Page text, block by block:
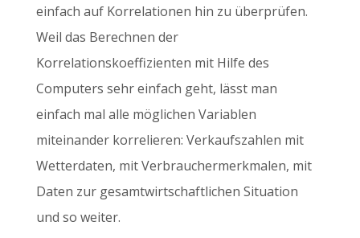
einfach auf Korrelationen hin zu überprüfen.
Weil das Berechnen der
Korrelationskoeffizienten mit Hilfe des
Computers sehr einfach geht, lässt man
einfach mal alle möglichen Variablen
miteinander korrelieren: Verkaufszahlen mit
Wetterdaten, mit Verbrauchermerkmalen, mit
Daten zur gesamtwirtschaftlichen Situation
und so weiter.